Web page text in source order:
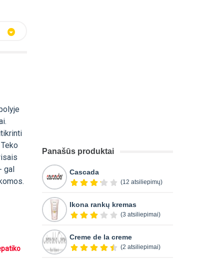
gal
Panašūs produktai
Cascada
(12 atsiliepimų)
Ikona rankų kremas
(3 atsiliepimai)
Creme de la creme
(2 atsiliepimai)